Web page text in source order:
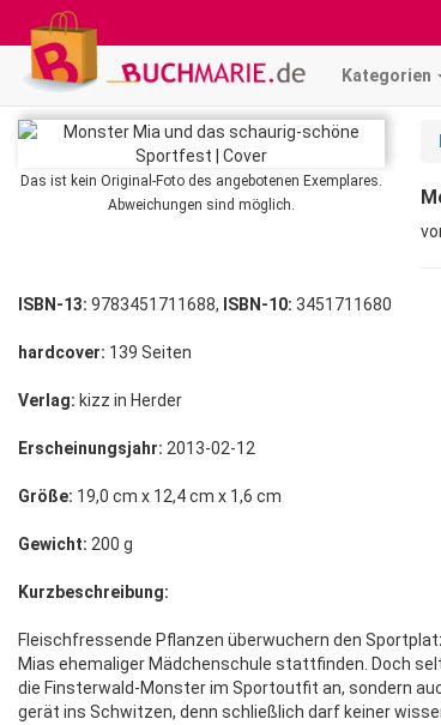
Kategorien
Das ist kein Original-Foto des angebotenen Exemplares.
Abweichungen sind möglich.
ISBN-13: 9783451711688, ISBN-10: 3451711680
hardcover: 139 Seiten
Verlag: kizz in Herder
Erscheinungsjahr: 2013-02-12
Größe: 19,0 cm x 12,4 cm x 1,6 cm
Gewicht: 200 g
Kurzbeschreibung:
Fleischfressende Pflanzen überwuchern den
Mias ehemaliger Mädchenschule stattfinden. Doch
die Finsterwald-Monster im Sportoutfit an, sondern
gerät ins Schwitzen, denn schließlich darf keiner